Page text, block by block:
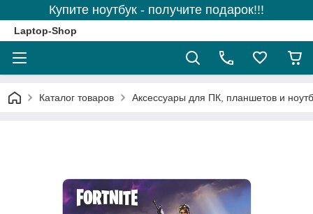
Купите ноутбук - получите подарок!!!
Laptop-Shop
Каталог товаров Аксессуары для ПК, планшетов и